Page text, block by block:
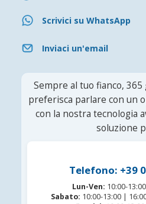
Scrivici su WhatsApp
Inviaci un'email
Sempre al tuo fianco,
preferisca parlare con un
con la nostra tecnologia
soluzione
Telefono: +39
Lun-Ven: 10:00-
Sabato: 10:00-13:00 |